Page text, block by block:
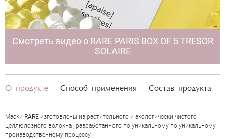
О продукте Способ применения Состав продукта
Маски RARE изготовлены из растительного и экологически чистого
целлюлозного волокна , разработанного по уникальному по уникальному
производственному процессу .
Смотреть видео о RARE PARIS BOX OF 5 TRESOR
SOLAIRE